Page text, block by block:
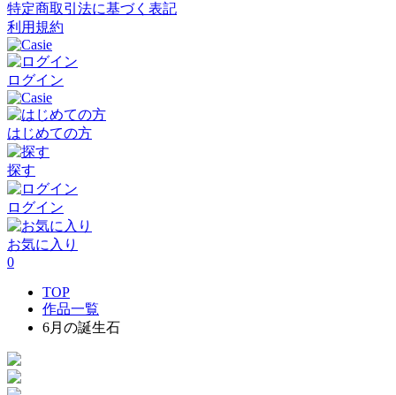
特定商取引法に基づく表記
利用規約
ログイン
はじめての方
探す
ログイン
お気に入り
0
TOP
作品一覧
6月の誕生石